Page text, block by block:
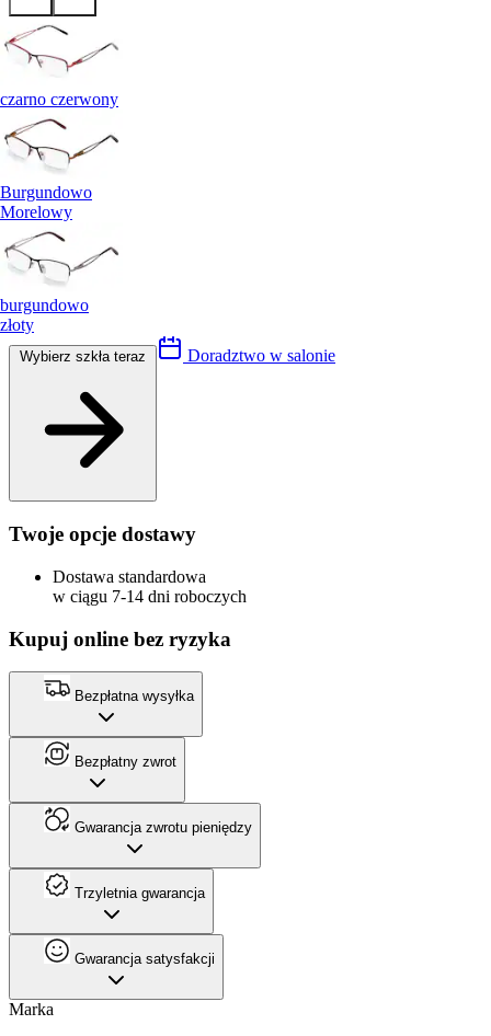
czarno czerwony
Burgundowo
Morelowy
burgundowo
złoty
Doradztwo w salonie
Twoje opcje dostawy
Dostawa standardowa
w ciągu 7-14 dni roboczych
Kupuj online bez ryzyka
Bezpłatna wysyłka
Bezpłatny zwrot
Gwarancja zwrotu pieniędzy
Trzyletnia gwarancja
Gwarancja satysfakcji
Marka